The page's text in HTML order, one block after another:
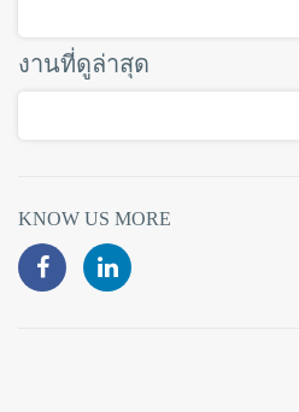
งานที่ดูล่าสุด
KNOW US MORE